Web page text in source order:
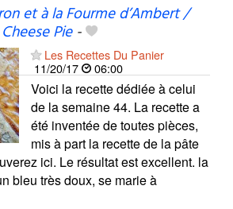
et à la Fourme d’Ambert /
Pie-
Les Recettes Du Panier
11/20/17
06:00
Voici la recette dédiée à celui
de la semaine 44. La recette a
été inventée de toutes pièces,
mis à part la recette de la pâte
ici. Le résultat est excellent. la
bleu très doux, se marie à